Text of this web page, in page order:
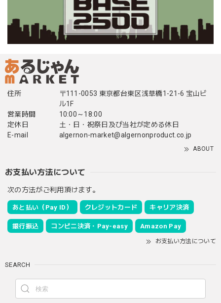
住所
〒111-0053 東京都台東区浅草橋1-21-6 宝山ビ
ル1F
営業時間
10:00～18:00
定休日
土・日・祝祭日及び当社が定める休日
E-mail
algernon-market@algernonproduct.co.jp
ABOUT
お支払い方法について
次の方法がご利用頂けます。
あと払い（Pay ID） クレジットカード キャリア決済
銀行振込 コンビニ決済・Pay-easy Amazon Pay
お支払い方法について
SEARCH